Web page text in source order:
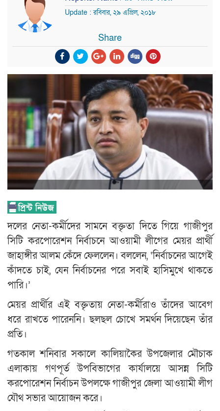
Update : রবিবার, ২৯ এপ্রিল, ২০১৮
Share
দলের নেতা-কর্মীদের সামনে বক্তৃতা দিতে গিয়ে গাজীপুর
সিটি করপোরেশন নির্বাচনে আওয়ামী লীগের মেয়র প্রার্থী
জাহাঙ্গীর আলম কেঁদে ফেললেন। বললেন, ‘নির্বাচনের আগেই
কাঁদতে চাই, যেন নির্বাচনের পরে সবাই হাসিমুখে থাকতে
পারি।’
মেয়র প্রার্থীর এই বক্তৃতায় নেতা-কর্মীরাও তাঁদের আবেগ
ধরে রাখতে পারেননি। ছলছল চোখে সমর্থন দিয়েছেন তাঁর
প্রতি।
গতকাল শনিবার সকালে কালিয়াকৈর উপজেলার মৌচাক
এলাকায় গণপূর্ত উপবিভাগের কার্যালয়ে আসন্ন সিটি
করপোরেশন নির্বাচন উপলক্ষে গাজীপুর জেলা আওয়ামী লীগ
যৌথ সভার আয়োজন করে।